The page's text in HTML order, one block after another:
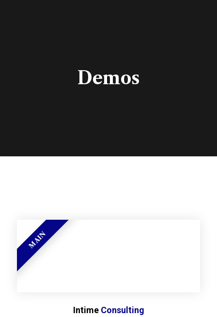
Demos
MAIN
Intime Consulting